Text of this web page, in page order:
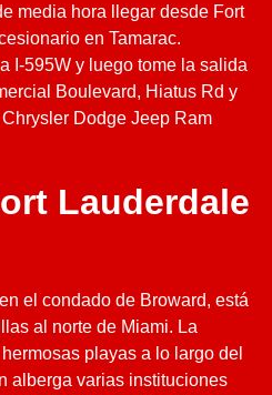
media hora llegar desde Fort
en Tamarac.
I-595W y luego tome la salida
Boulevard, Hiatus Rd y
Dodge Jeep Ram
Lauderdale
el condado de Broward, está
al norte de Miami. La
playas a lo largo del
alberga varias instituciones